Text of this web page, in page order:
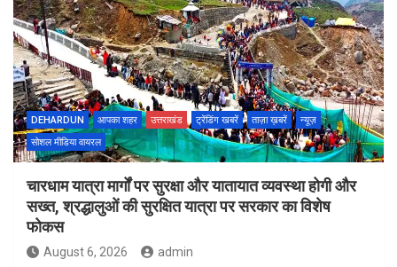
DEHARDUN आपका शहर उत्तराखंड ट्रेंडिंग खबरें ताज़ा ख़बरें
न्यूज़
सोशल मीडिया वायरल
चारधाम यात्रा मार्गों पर सुरक्षा और यातायात व्यवस्था होगी और
सख्त, श्रद्धालुओं की सुरक्षित यात्रा पर सरकार का विशेष
फोकस
August 6, 2026 admin